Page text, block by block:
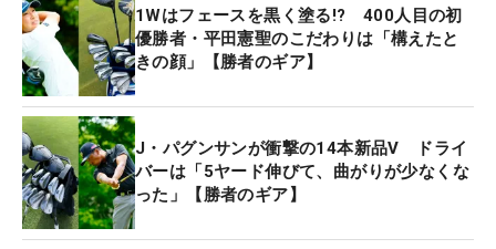
初めてメジャータイトルを獲得した金谷拓実。その
バッグを見てみると、2019年11月に「三井住友
VISA太平洋マスターズ」でアマチュア優勝を成し遂
げたときと、ほぼ変わらない。
ドライバー、3番ウッド、3番ユーティリティは19年
発売のピン『G410』シリーズでずっと同じ。中空
構造の5番アイアンは『G700』から後継の
1Wはフェースを黒く塗る!? 400人目の初
優勝者・平田憲聖のこだわりは「構えたと
きの顔」【勝者のギア】
J・パグンサンが衝撃の14本新品V ドライ
バーは「5ヤード伸びて、曲がりが少なくな
った」【勝者のギア】